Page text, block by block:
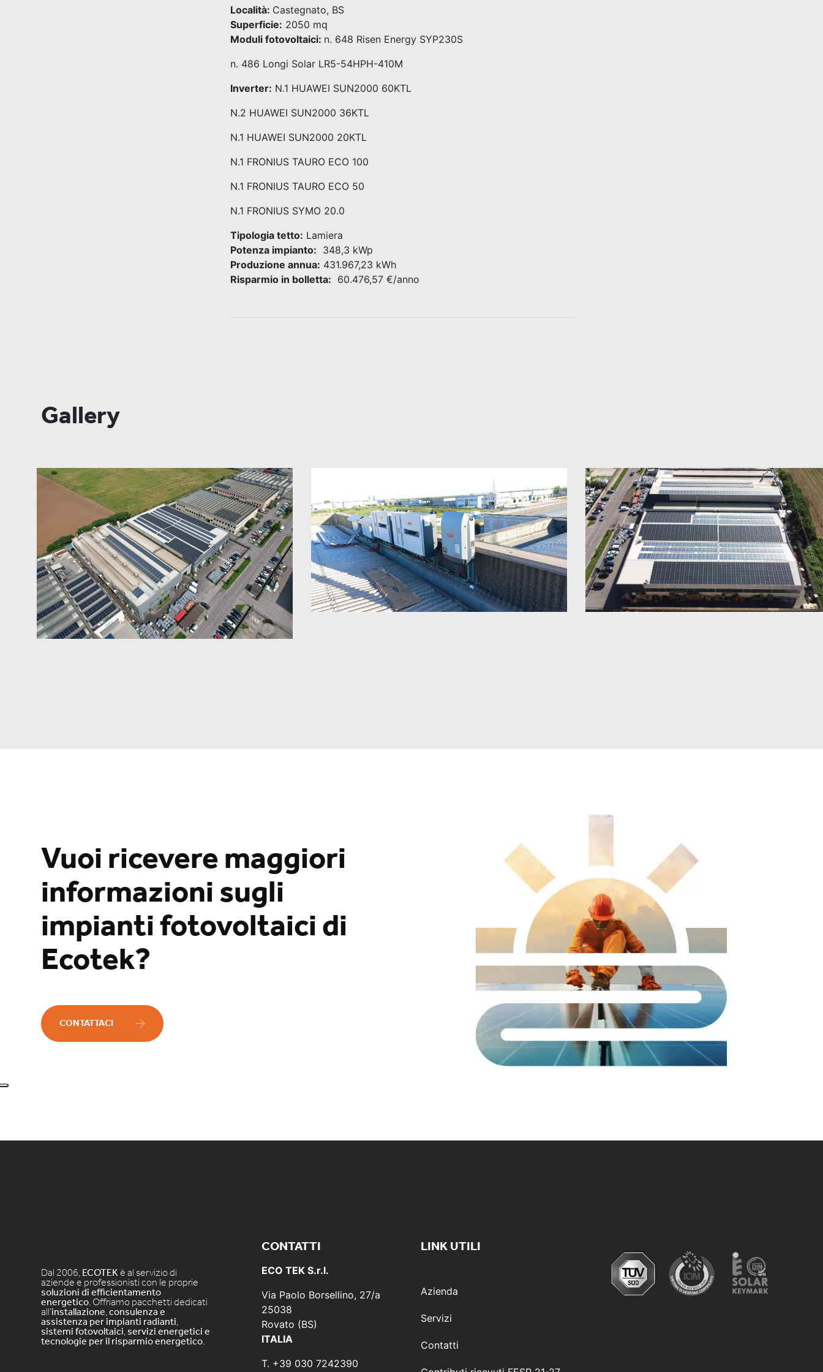
Località: Castegnato, BS
Superficie: 2050 mq
Moduli fotovoltaici: n. 648 Risen Energy SYP230S
n. 486 Longi Solar LR5-54HPH-410M
Inverter: N.1 HUAWEI SUN2000 60KTL
N.2 HUAWEI SUN2000 36KTL
N.1 HUAWEI SUN2000 20KTL
N.1 FRONIUS TAURO ECO 100
N.1 FRONIUS TAURO ECO 50
N.1 FRONIUS SYMO 20.0
Tipologia tetto: Lamiera
Potenza impianto: 348,3 kWp
Produzione annua: 431.967,23 kWh
Risparmio in bolletta: 60.476,57 €/anno
Gallery
Vuoi ricevere maggiori
informazioni sugli
impianti fotovoltaici di
Ecotek?
CONTATTACI
Dal 2006, ECOTEKè al servizio di
aziende e professionisti con le proprie
soluzioni di efficientamento
energetico. Offriamo pacchetti dedicati
all’installazione,consulenza e
assistenza per impianti radianti,
sistemi fotovoltaici, servizi energetici e
tecnologie per il risparmio energetico.
CONTATTI
ECO TEK S.r.l.
Via Paolo Borsellino, 27/a
25038
Rovato (BS)
ITALIA
T. +39 030 7242390
LINK UTILI
Azienda
Servizi
Contatti